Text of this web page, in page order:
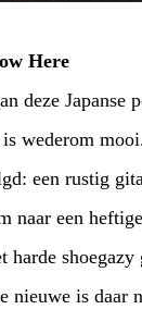
Here
deze Japanse
wederom
een rustig
naar een
harde shoegazy
nieuwe is daar